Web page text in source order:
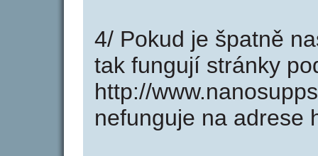
4/ Pokud je špatně
tak fungují stránky
http://
nefunguje na adrese